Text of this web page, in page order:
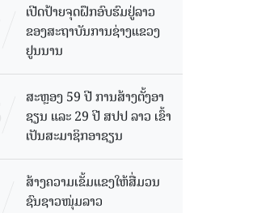
ເປີດປ້າຍຈຸດຝຶກອົບຮົມຢູ່ລາວ
ຂອງສະຖາບັນການຊ່າງແຂວງ
ຢູນນານ
ສະຫຼອງ 59 ປີ ການສ້າງຕັ້ງອາ
ຊຽນ ແລະ 29 ປີ ສປປ ລາວ ເຂົ້າ
ເປັນສະມາຊິກອາຊຽນ
ສ້າງຄວາມເຂັ້ມແຂງໃຫ້ສື່ມວນ
ຊົນຊາວໜຸ່ມລາວ